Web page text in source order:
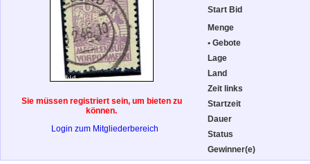
Sie müssen registriert sein, um bieten zu
können.
Login zum Mitgliederbereich
Start Bid
Menge
• Gebote
Lage
Land
Zeit links
Startzeit
Dauer
Status
Gewinner(e)